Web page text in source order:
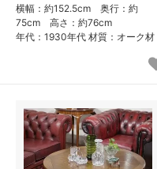
横幅：約152.5cm 奥行：約
75cm 高さ：約76cm
年代：1930年代 材質：オーク材